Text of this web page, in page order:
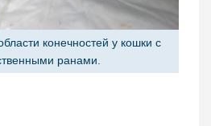
конечностей у кошки с
ранами.